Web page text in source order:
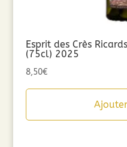
Esprit des Crès
(75cl) 2025
8,50€